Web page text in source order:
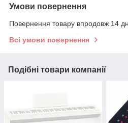
Умови повернення
Повернення товару впродовж 14
Всі умови повернення
Подібні товари компанії